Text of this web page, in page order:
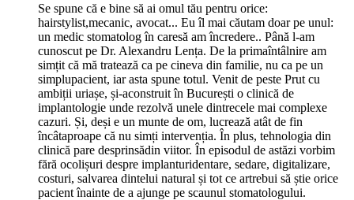
Se spune că e bine să ai omul tău pentru orice:
hairstylist,mecanic, avocat... Eu îl mai căutam doar pe unul:
un medic stomatolog în caresă am încredere.. Până l-am
cunoscut pe Dr. Alexandru Lența. De la primaîntâlnire am
simțit că mă tratează ca pe cineva din familie, nu ca pe un
simplupacient, iar asta spune totul. Venit de peste Prut cu
ambiții uriașe, și-aconstruit în București o clinică de
implantologie unde rezolvă unele dintrecele mai complexe
cazuri. Și, deși e un munte de om, lucrează atât de fin
încâtaproape că nu simți intervenția. În plus, tehnologia din
clinică pare desprinsădin viitor. În episodul de astăzi vorbim
fără ocolișuri despre implanturidentare, sedare, digitalizare,
costuri, salvarea dintelui natural și tot ce artrebui să știe orice
pacient înainte de a ajunge pe scaunul stomatologului.